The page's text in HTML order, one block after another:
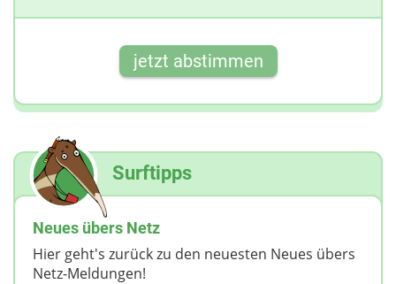
jetzt abstimmen
Surftipps
Neues übers Netz
Hier geht's zurück zu den neuesten Neues übers
Netz-Meldungen!